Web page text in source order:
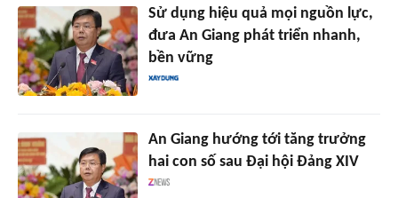
Sử dụng hiệu quả mọi nguồn lực,
đưa An Giang phát triển nhanh,
bền vững
An Giang hướng tới tăng trưởng
hai con số sau Đại hội Đảng XIV